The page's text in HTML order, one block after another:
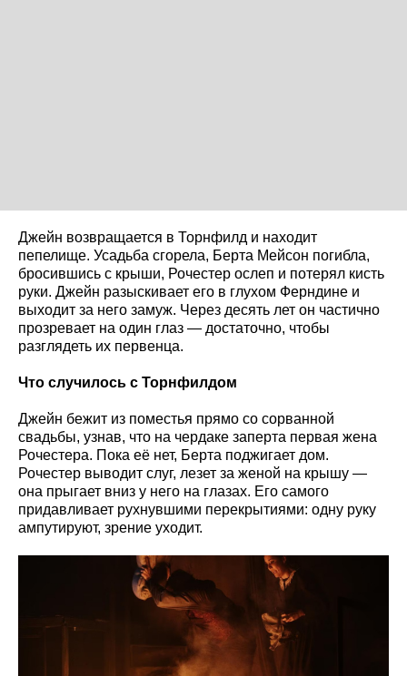
Джейн возвращается в Торнфилд и находит
пепелище. Усадьба сгорела, Берта Мейсон погибла,
бросившись с крыши, Рочестер ослеп и потерял кисть
руки. Джейн разыскивает его в глухом Ферндине и
выходит за него замуж. Через десять лет он частично
прозревает на один глаз — достаточно, чтобы
разглядеть их первенца.
Что случилось с Торнфилдом
Джейн бежит из поместья прямо со сорванной
свадьбы, узнав, что на чердаке заперта первая жена
Рочестера. Пока её нет, Берта поджигает дом.
Рочестер выводит слуг, лезет за женой на крышу —
она прыгает вниз у него на глазах. Его самого
придавливает рухнувшими перекрытиями: одну руку
ампутируют, зрение уходит.